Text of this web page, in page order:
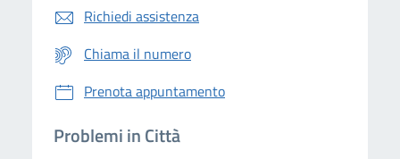
Richiedi assistenza
Chiama il numero
Prenota appuntamento
Problemi in Città